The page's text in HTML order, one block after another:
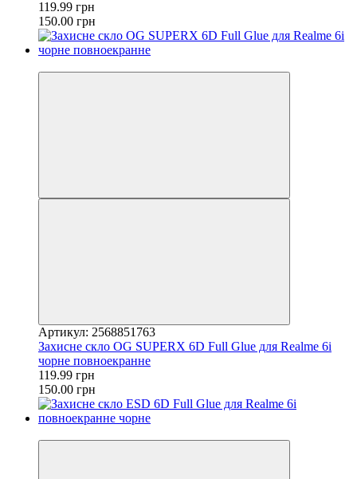
119.99 грн
150.00 грн
Артикул: 2568851763
Захисне скло OG SUPERX 6D Full Glue для Realme 6i
чорне повноекранне
119.99 грн
150.00 грн